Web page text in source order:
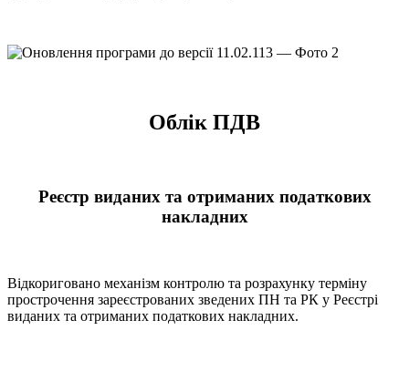
Облік ПДВ
Реєстр виданих та отриманих податкових
накладних
Відкориговано механізм контролю та розрахунку терміну
прострочення зареєстрованих зведених ПН та РК у Реєстрі
виданих та отриманих податкових накладних.